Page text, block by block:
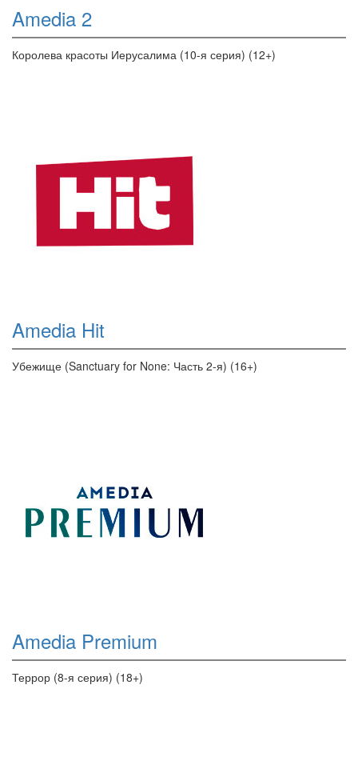
Amedia 2
Королева красоты Иерусалима (10-я серия) (12+)
Amedia Hit
Убежище (Sanctuary for None: Часть 2-я) (16+)
Amedia Premium
Террор (8-я серия) (18+)